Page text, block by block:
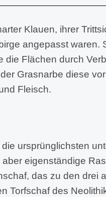
Klauen, ihrer
angepasst waren.
die Flächen durch
Grasnarbe diese
Fleisch.
ursprünglichsten
eigenständige
das zu den drei
Torfschaf des